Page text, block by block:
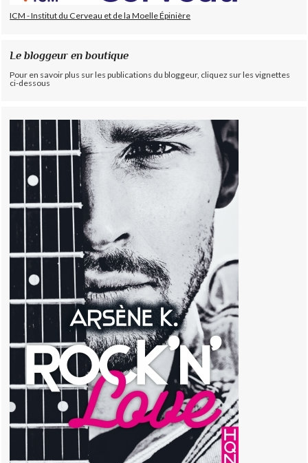
ICM - Institut du Cerveau et de la Moelle Épinière
Le bloggeur en boutique
Pour en savoir plus sur les publications du bloggeur, cliquez sur les vignettes
ci-dessous